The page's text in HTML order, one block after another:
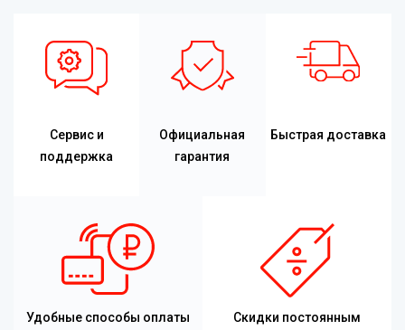
Сервис и
поддержка
Официальная
гарантия
Быстрая доставка
Удобные способы оплаты
Скидки постоянным